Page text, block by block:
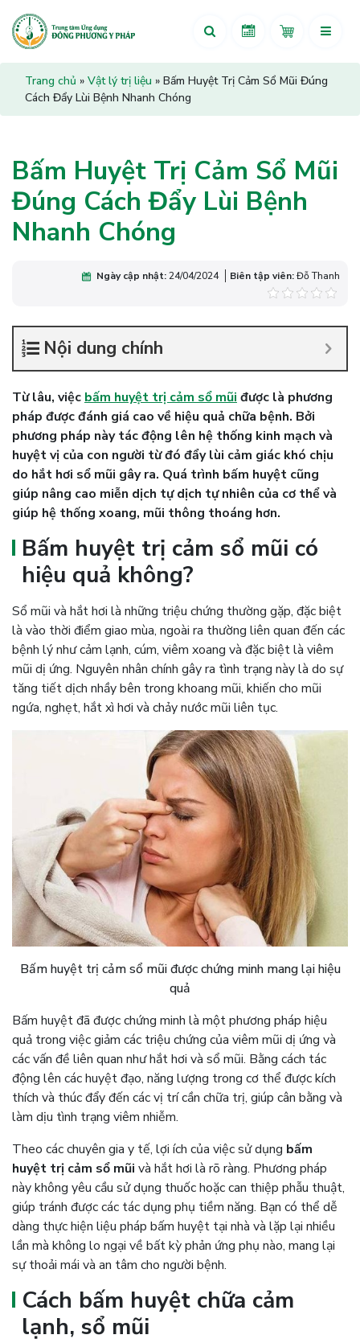
Trang chủ » Vật lý trị liệu » Bấm Huyệt Trị Cảm Sổ Mũi Đúng
Cách Đẩy Lùi Bệnh Nhanh Chóng
Bấm Huyệt Trị Cảm Sổ Mũi
Đúng Cách Đẩy Lùi Bệnh
Nhanh Chóng
Ngày cập nhật:24/04/2024 Biên tập viên:Đỗ Thanh
Nội dung chính
Từ lâu, việc bấm huyệt trị cảm sổ mũi được là phương
pháp được đánh giá cao về hiệu quả chữa bệnh. Bởi
phương pháp này tác động lên hệ thống kinh mạch và
huyệt vị của con người từ đó đẩy lùi cảm giác khó chịu
do hắt hơi sổ mũi gây ra. Quá trình bấm huyệt cũng
giúp nâng cao miễn dịch tự dịch tự nhiên của cơ thể và
giúp hệ thống xoang, mũi thông thoáng hơn.
Bấm huyệt trị cảm sổ mũi có
hiệu quả không?
Sổ mũi và hắt hơi là những triệu chứng thường gặp, đặc biệt
là vào thời điểm giao mùa, ngoài ra thường liên quan đến các
bệnh lý như cảm lạnh, cúm, viêm xoang và đặc biệt là viêm
mũi dị ứng. Nguyên nhân chính gây ra tình trạng này là do sự
tăng tiết dịch nhầy bên trong khoang mũi, khiến cho mũi
ngứa, nghẹt, hắt xì hơi và chảy nước mũi liên tục.
Bấm huyệt trị cảm sổ mũi được chứng minh mang lại hiệu
quả
Bấm huyệt đã được chứng minh là một phương pháp hiệu
quả trong việc giảm các triệu chứng của viêm mũi dị ứng và
các vấn đề liên quan như hắt hơi và sổ mũi. Bằng cách tác
động lên các huyệt đạo, năng lượng trong cơ thể được kích
thích và thúc đẩy đến các vị trí cần chữa trị, giúp cân bằng và
làm dịu tình trạng viêm nhiễm.
Theo các chuyên gia y tế, lợi ích của việc sử dụng bấm
huyệt trị cảm sổ mũi và hắt hơi là rõ ràng. Phương pháp
này không yêu cầu sử dụng thuốc hoặc can thiệp phẫu thuật,
giúp tránh được các tác dụng phụ tiềm năng. Bạn có thể dễ
dàng thực hiện liệu pháp bấm huyệt tại nhà và lặp lại nhiều
lần mà không lo ngại về bất kỳ phản ứng phụ nào, mang lại
sự thoải mái và an tâm cho người bệnh.
Cách bấm huyệt chữa cảm
lạnh, sổ mũi